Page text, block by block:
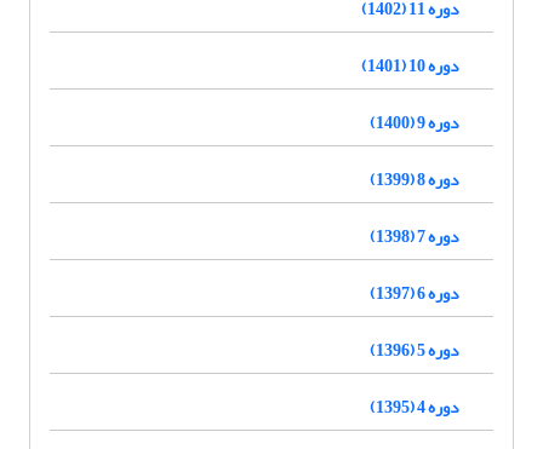
دوره 11 (1402)
دوره 10 (1401)
دوره 9 (1400)
دوره 8 (1399)
دوره 7 (1398)
دوره 6 (1397)
دوره 5 (1396)
دوره 4 (1395)